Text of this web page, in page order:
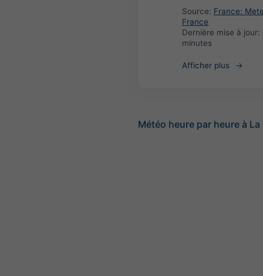
Source: France:
France
Dernière mise à jour:
minutes
Afficher plus
Météo heure par heure à